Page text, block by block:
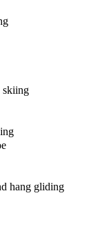
skiing
hang gliding